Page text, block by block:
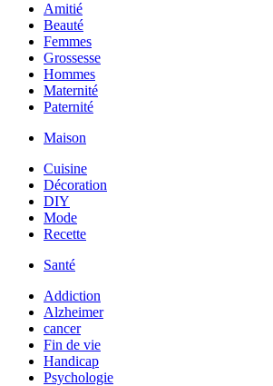
Amitié
Beauté
Femmes
Grossesse
Hommes
Maternité
Paternité
Maison
Cuisine
Décoration
DIY
Mode
Recette
Santé
Addiction
Alzheimer
cancer
Fin de vie
Handicap
Psychologie